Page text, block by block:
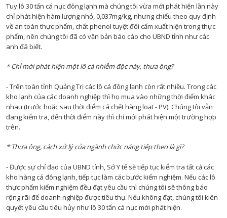
Tuy lô 30 tấn cá nục đông lạnh mà chúng tôi vừa mới phát hiện lần này
chỉ phát hiện hàm lượng nhỏ, 0,037mg/kg, nhưng chiếu theo quy định
về an toàn thực phẩm, chất phenol tuyệt đối cấm xuất hiện trong thực
phẩm, nên chúng tôi đã có văn bản báo cáo cho UBND tỉnh như các
anh đã biết.
* Chỉ mới phát hiện một lô cá nhiễm độc này, thưa ông?
- Trên toàn tỉnh Quảng Trị các lô cá đông lạnh còn rất nhiều. Trong các
kho lạnh của các doanh nghiệp thì họ mua vào những thời điểm khác
nhau (trước hoặc sau thời điểm cá chết hàng loạt - PV). Chúng tôi vẫn
đang kiểm tra, đến thời điểm này thì chỉ mới phát hiện một trường hợp
trên.
* Thưa ông, cách xử lý của ngành chức năng tiếp theo là gì?
- Được sự chỉ đạo của UBND tỉnh, Sở Y tế sẽ tiếp tục kiểm tra tất cả các
kho hàng cá đông lạnh, tiếp tục làm các bước kiểm nghiệm. Nếu các lô
thực phẩm kiểm nghiệm đều đạt yêu cầu thì chúng tôi sẽ thông báo
rộng rãi để doanh nghiệp được tiêu thụ. Nếu không đạt, chúng tôi kiên
quyết yêu cầu tiêu hủy như lô 30 tấn cá nục mới phát hiện.